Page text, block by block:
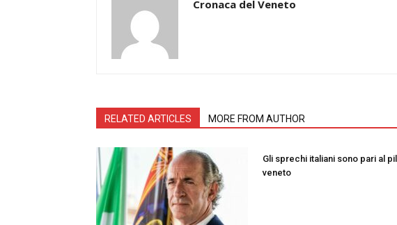
Cronaca del Veneto
RELATED ARTICLES MORE FROM AUTHOR
Gli sprechi italiani sono pari al pil
veneto